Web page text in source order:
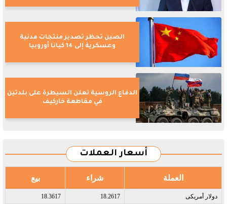
الصين تحظر تصدير منتجات مدنية
وعسكرية إلى 14 كيانا أوروبيا
الدفاع الروسية تعلن السيطرة على بلدتين
في مقاطعة خاركيف
أسعار العملات
العملة شراء بيع
دولار أمريكى​ 18.2617
18.3617